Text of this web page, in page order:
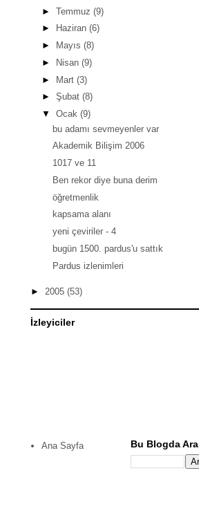
► Temmuz (9)
►
Haziran (6)
►
Mayıs (8)
►
Nisan (9)
► Mart (3)
► Şubat (8)
▼ Ocak (9)
bu adamı sevmeyenler var
Akademik Bilişim 2006
1017 ve 11
Ben rekor diye buna derim
öğretmenlik
kapsama alanı
yeni çeviriler - 4
bugün 1500. pardus'u sattık
Pardus izlenimleri
► 2005 (53)
İzleyiciler
Ana Sayfa Bu Blogda Ara